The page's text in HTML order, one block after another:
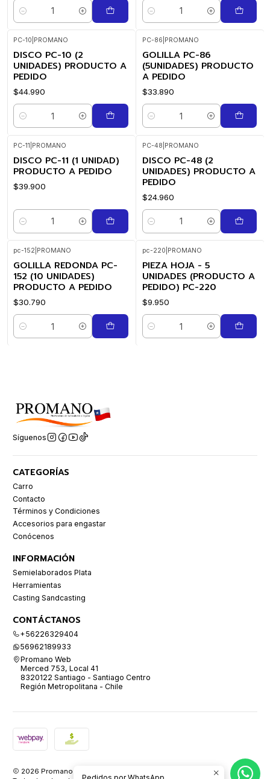
Cantidad Cantidad
PC-10 PROMANO
DISCO PC-10 (2
UNIDADES) PRODUCTO A
PEDIDO
$44.990
Cantidad
PC-86 PROMANO
GOLILLA PC-86
(5UNIDADES) PRODUCTO
A PEDIDO
$33.890
Cantidad
PC-11 PROMANO
DISCO PC-11 (1 UNIDAD)
PRODUCTO A PEDIDO
$39.900
Cantidad
PC-48 PROMANO
DISCO PC-48 (2
UNIDADES) PRODUCTO A
PEDIDO
$24.960
Cantidad
pc-152 PROMANO
GOLILLA REDONDA PC-
152 (10 UNIDADES)
PRODUCTO A PEDIDO
$30.790
Cantidad
pc-220 PROMANO
PIEZA HOJA - 5
UNIDADES (PRODUCTO A
PEDIDO) PC-220
$9.950
Cantidad
Síguenos
CATEGORÍAS
Carro
Contacto
Términos y Condiciones
Accesorios para engastar
Conócenos
INFORMACIÓN
Semielaborados Plata
Herramientas
Casting Sandcasting
CONTÁCTANOS
+56226329404
56962189933
Promano Web
Merced 753, Local 41
8320122 Santiago - Santiago Centro
Región Metropolitana - Chile
2026 Promano.
Pedidos por WhatsApp